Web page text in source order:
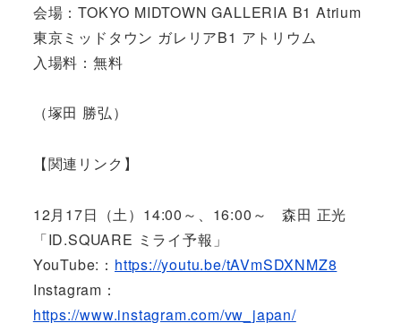
会場：TOKYO MIDTOWN GALLERIA B1 Atrium
東京ミッドタウン ガレリアB1 アトリウム
入場料：無料
（塚田 勝弘）
【関連リンク】
12月17日（土）14:00～、16:00～ 森田 正光
「ID.SQUARE ミライ予報」
YouTube:： https://youtu.be/tAVmSDXNMZ8
Instagram：
https://www.instagram.com/vw_japan/